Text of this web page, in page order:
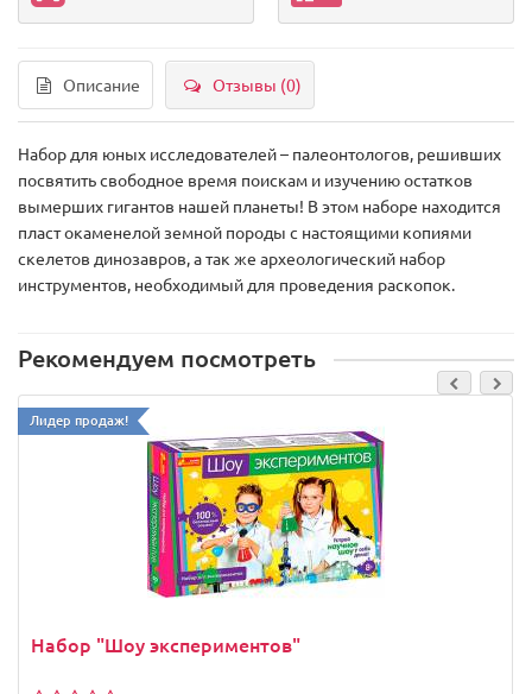
Описание Отзывы (0)
Набор для юных исследователей – палеонтологов, решивших
посвятить свободное время поискам и изучению остатков
вымерших гигантов нашей планеты! В этом наборе находится
пласт окаменелой земной породы с настоящими копиями
скелетов динозавров, а так же археологический набор
инструментов, необходимый для проведения раскопок.
Рекомендуем посмотреть
Лидер продаж!
Набор "Шоу экспериментов"